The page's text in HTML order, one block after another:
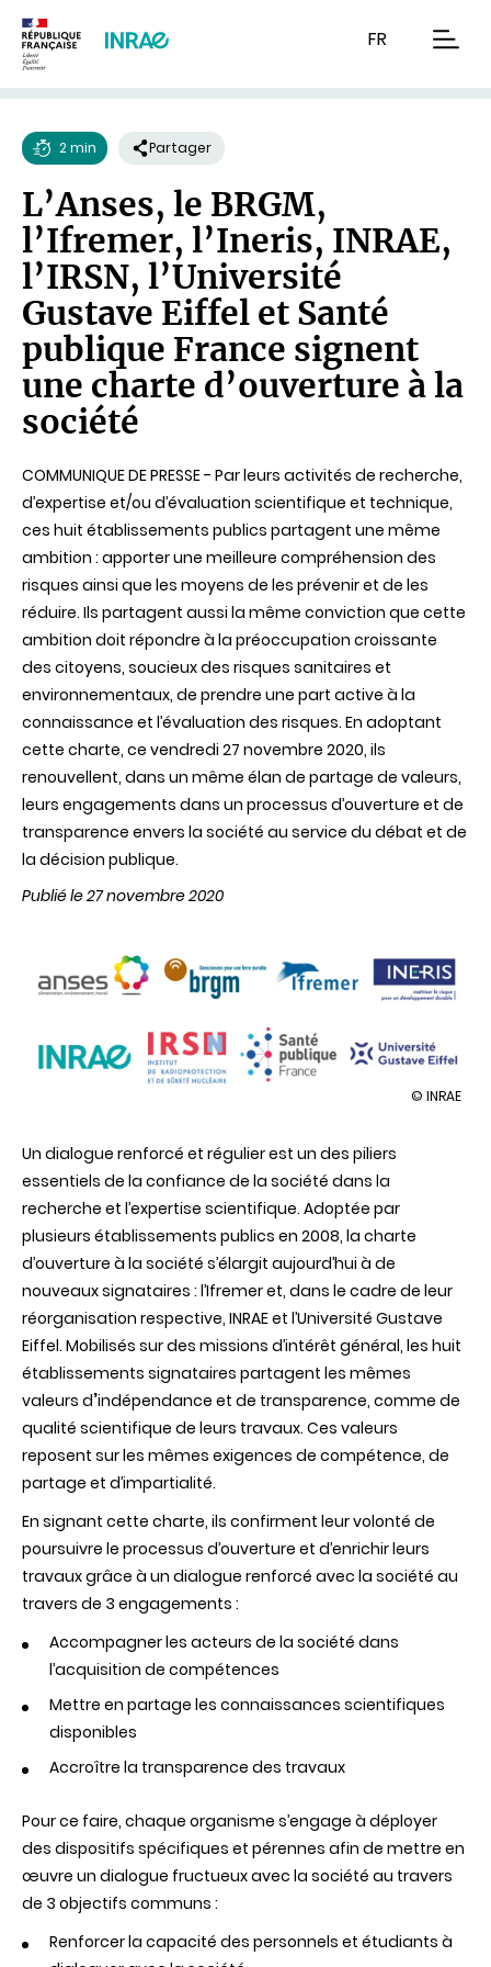
FR
de
lecture
2 min Partager
L’Anses, le BRGM,
l’Ifremer, l’Ineris, INRAE,
l’IRSN, l’Université
Gustave Eiffel et Santé
publique France signent
une charte d’ouverture à la
société
COMMUNIQUE DE PRESSE - Par leurs activités de recherche,
d’expertise et/ou d’évaluation scientifique et technique,
ces huit établissements publics partagent une même
ambition : apporter une meilleure compréhension des
risques ainsi que les moyens de les prévenir et de les
réduire. Ils partagent aussi la même conviction que cette
ambition doit répondre à la préoccupation croissante
des citoyens, soucieux des risques sanitaires et
environnementaux, de prendre une part active à la
connaissance et l’évaluation des risques. En adoptant
cette charte, ce vendredi 27 novembre 2020, ils
renouvellent, dans un même élan de partage de valeurs,
leurs engagements dans un processus d’ouverture et de
transparence envers la société au service du débat et de
la décision publique.
Publié le 27 novembre 2020
illustration
l’Université
Eiffel
et
Santé
publique
France
une
à
la
© INRAE
Un dialogue renforcé et régulier est un des piliers
essentiels de la confiance de la société dans la
recherche et l’expertise scientifique. Adoptée par
plusieurs établissements publics en 2008, la charte
d’ouverture à la société s’élargit aujourd’hui à de
nouveaux signataires : l’Ifremer et, dans le cadre de leur
réorganisation respective, INRAE et l’Université Gustave
Eiffel. Mobilisés sur des missions d’intérêt général, les huit
établissements signataires partagent les mêmes
valeurs d’indépendance et de transparence, comme de
qualité scientifique de leurs travaux. Ces valeurs
reposent sur les mêmes exigences de compétence, de
partage et d’impartialité.
En signant cette charte, ils confirment leur volonté de
poursuivre le processus d’ouverture et d’enrichir leurs
travaux grâce à un dialogue renforcé avec la société au
travers de 3 engagements :
Accompagner les acteurs de la société dans
l’acquisition de compétences
Mettre en partage les connaissances scientifiques
disponibles
Accroître la transparence des travaux
Pour ce faire, chaque organisme s’engage à déployer
des dispositifs spécifiques et pérennes afin de mettre en
œuvre un dialogue fructueux avec la société au travers
de 3 objectifs communs :
Renforcer la capacité des personnels et étudiants à